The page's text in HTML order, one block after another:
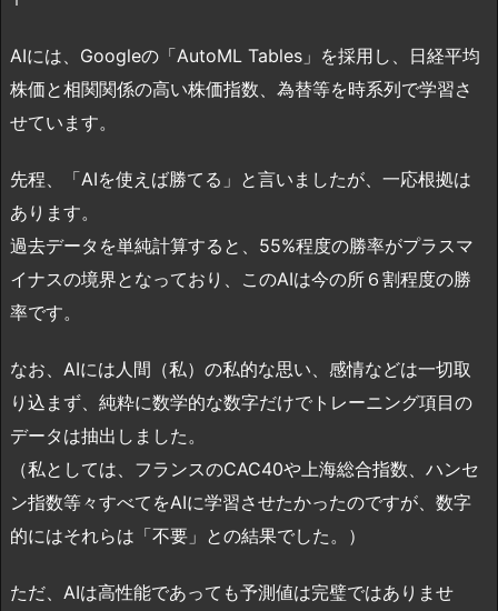
AIには、Googleの「AutoML Tables」を採用し、日経平均
株価と相関関係の高い株価指数、為替等を時系列で学習さ
せています。
先程、「AIを使えば勝てる」と言いましたが、一応根拠は
あります。
過去データを単純計算すると、55%程度の勝率がプラスマ
イナスの境界となっており、このAIは今の所６割程度の勝
率です。
なお、AIには人間（私）の私的な思い、感情などは一切取
り込まず、純粋に数学的な数字だけでトレーニング項目の
データは抽出しました。
（私としては、フランスのCAC40や上海総合指数、ハンセ
ン指数等々すべてをAIに学習させたかったのですが、数字
的にはそれらは「不要」との結果でした。）
ただ、AIは高性能であっても予測値は完璧ではありませ